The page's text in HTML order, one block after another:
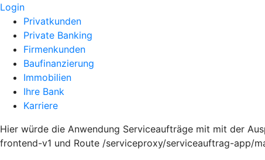
Login
Privatkunden
Private Banking
Firmenkunden
Baufinanzierung
Immobilien
Ihre Bank
Karriere
Hier würde die Anwendung Serviceaufträge mit mit der
frontend-v1 und Route /serviceproxy/serviceauftrag-app/